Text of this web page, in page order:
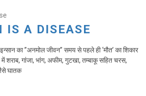
IS A DISEASE
का ”अनमोल जीवन” समय से पहले ही ‘मौत’ का शिकार
शराब, गांजा, भांग, अफीम, गुटखा, तम्बाकू सहित चरस,
घातक